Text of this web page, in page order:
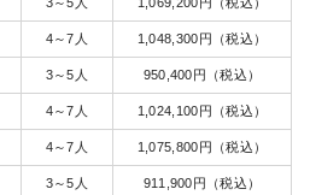
4～7人 1,048,300円（税込）
3～5人 950,400円（税込）
4～7人 1,024,100円（税込）
4～7人 1,075,800円（税込）
3～5人 911,900円（税込）